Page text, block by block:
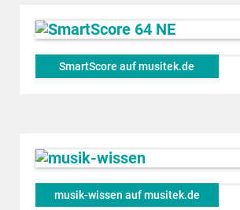
SmartScore auf musitek.de
musik-wissen auf musitek.de